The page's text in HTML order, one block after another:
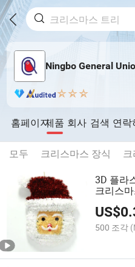
Ningbo General
홈페이지제품 회사 검색 연락
모두 크리스마스 장식
3D 플라
크리스
US$
500 조각